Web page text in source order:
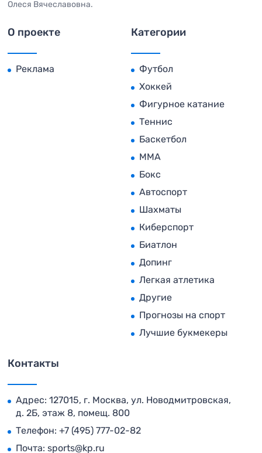
Олеся Вячеславовна.
О проекте
Реклама
Категории
Футбол
Хоккей
Фигурное катание
Теннис
Баскетбол
MMA
Бокс
Автоспорт
Шахматы
Киберспорт
Биатлон
Допинг
Легкая атлетика
Другие
Прогнозы на спорт
Лучшие букмекеры
Контакты
Адрес: 127015, г. Москва, ул. Новодмитровская,
д. 2Б, этаж 8, помещ. 800
Телефон: +7 (495) 777-02-82
Почта: sports@kp.ru